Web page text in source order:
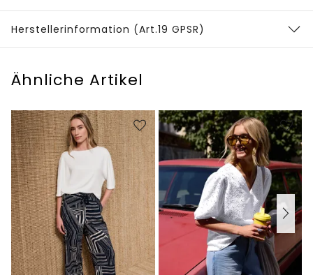
Herstellerinformation (Art.19 GPSR)
Ähnliche Artikel